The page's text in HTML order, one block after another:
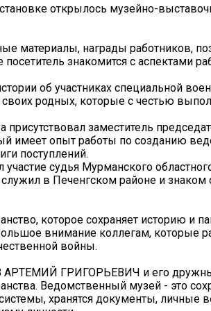
открылось музейно-
материалы, награды работников,
знакомится с аспектами
об участниках специальной
родных, которые с честью
заместитель
опыт работы по созданию
поступлений.
участие судья Мурманского
в Печенгском районе и знаком
которое сохраняет историю и
внимание коллегам, которые
войны.
АРТЕМИЙ ГРИГОРЬЕВИЧ и его
Ведомственный музей - это
хранятся документы, личные